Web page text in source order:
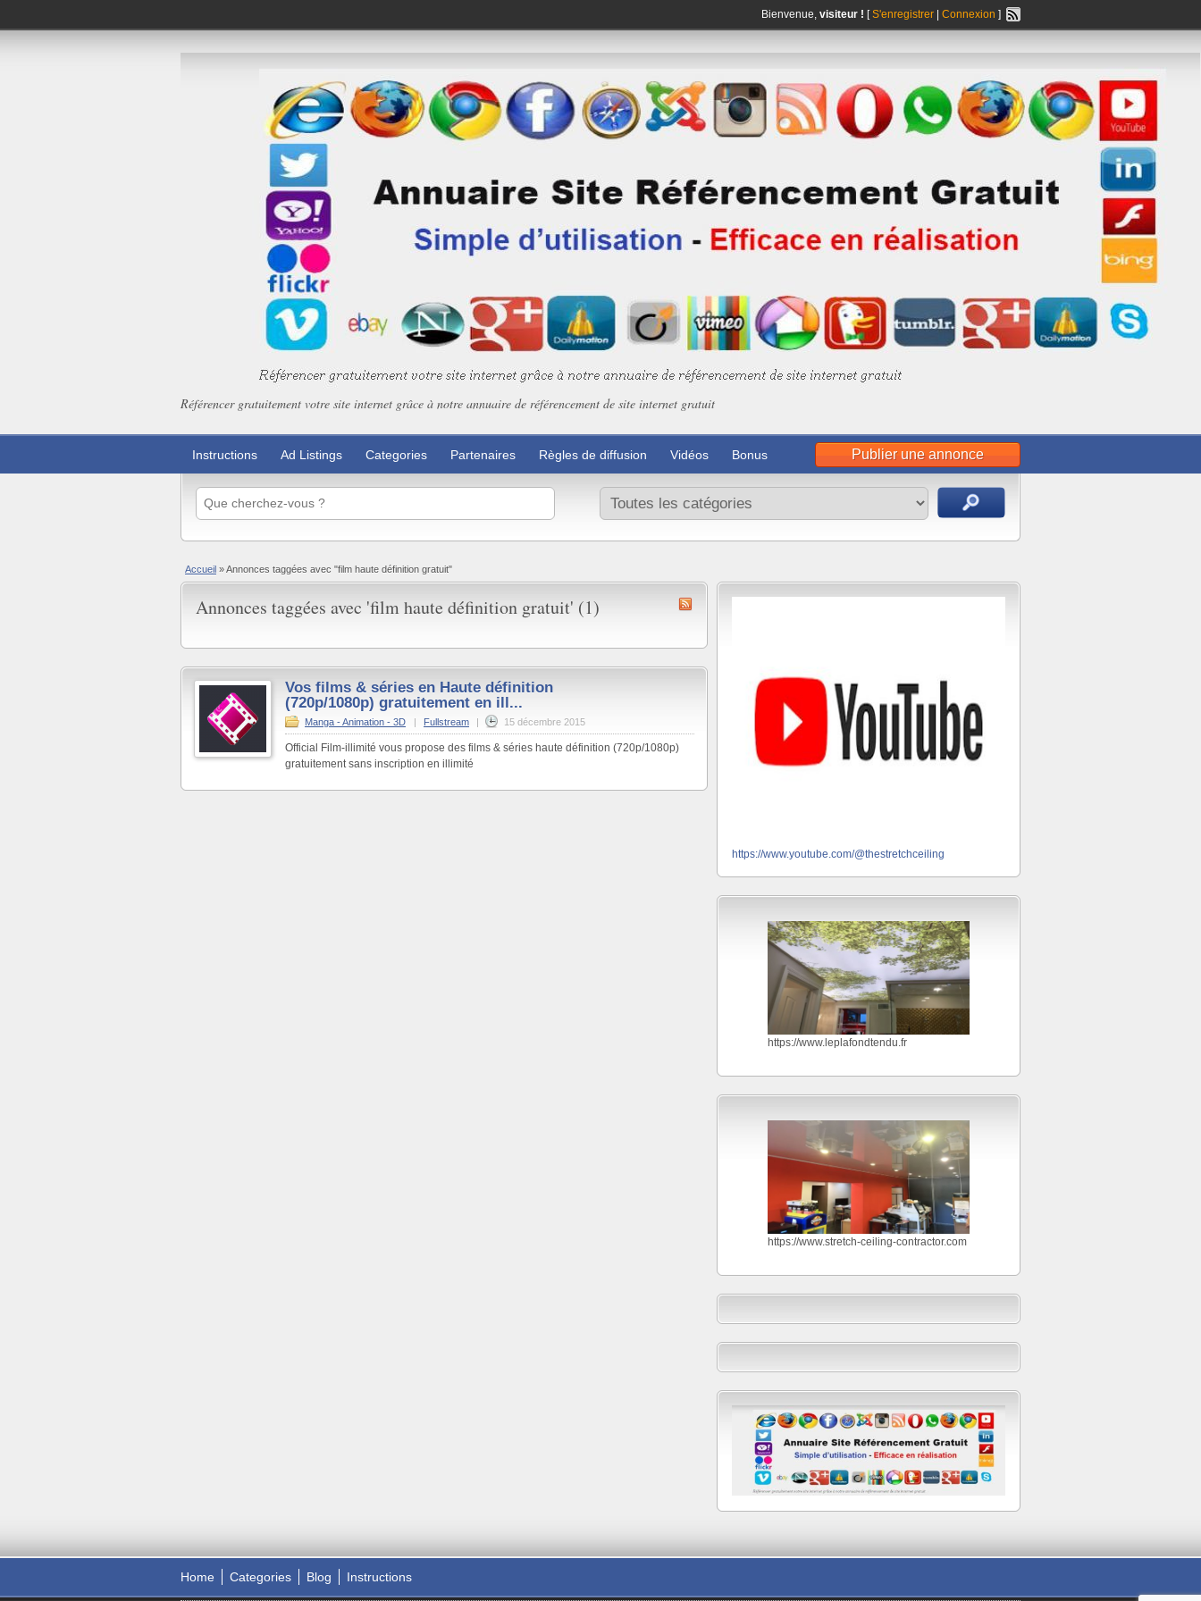
Bienvenue, visiteur ! [S'enregistrer Connexion ]
Référencer gratuitement votre site internet grâce à notre annuaire de référencement de site internet gratuit
Instructions Ad Listings Categories Partenaires Règles de diffusion Vidéos Bonus Publier une annonce
Accueil »Annonces taggées avec "film haute définition gratuit"
Annonces taggées avec 'film haute définition gratuit' (1)
Vos films & séries en Haute définition
(720p/1080p) gratuitement en ill...
Manga - Animation - 3D | Fullstream | 15 décembre 2015
Official Film-illimité vous propose des films & séries haute définition (720p/1080p)
gratuitement sans inscription en illimité
https://www.youtube.com/@thestretchceiling
https://www.leplafondtendu.fr
https://www.stretch-ceiling-contractor.com
Home Categories Blog Instructions